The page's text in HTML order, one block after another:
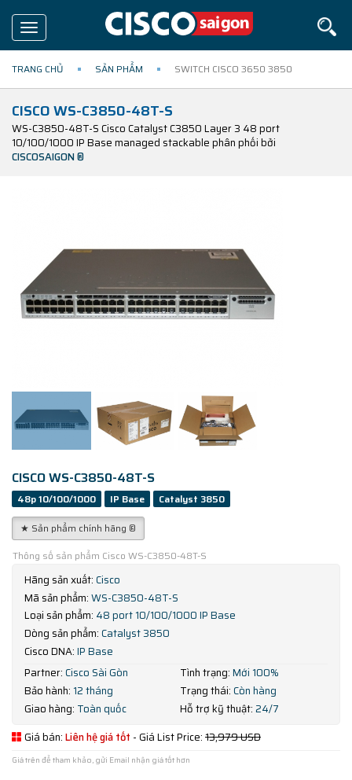
Toggle
navigation
TRANG CHỦ SẢN PHẨM SWITCH CISCO 3650 3850
CISCO WS-C3850-48T-S
WS-C3850-48T-S Cisco Catalyst C3850 Layer 3 48 port
10/100/1000 IP Base managed stackable phân phối bởi
CISCOSAIGON ®
CISCO WS-C3850-48T-S
48p 10/100/1000 IP Base
Catalyst 3850
★ Sản phẩm chính hãng ®
Thông số sản phẩm Cisco WS-C3850-48T-S
Hãng sản xuất:Cisco
Mã sản phẩm:WS-C3850-48T-S
Loại sản phẩm: 48 port 10/100/1000 IP Base
Dòng sản phẩm:Catalyst 3850
Cisco DNA:IP Base
Partner:Cisco Sài Gòn Tình trạng:Mới 100%
Bảo hành: 12 tháng Trạng thái:Còn hàng
Giao hàng: Toàn quốc Hỗ trợ kỹ thuật:24/7
Giá bán:Liên hệ giá tốt - Giá List Price:13,979 USD
Giá trên để tham khảo, gửi Email nhận giá tốt hơn